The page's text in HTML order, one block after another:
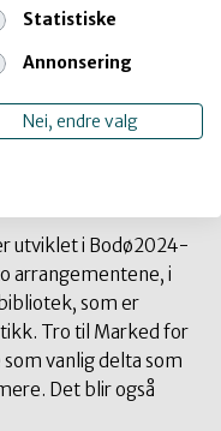
i DKS legges
Biennale.
utviklet i Bodø2024-
arrangementene, i
som er
Tro til Marked for
vanlig delta som
Det blir også
Statistiske
Annonsering
Nei, endre valg